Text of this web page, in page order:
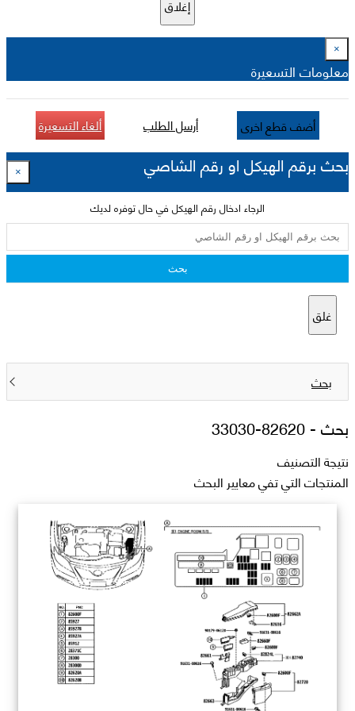
إغلاق
×
معلومات التسعيرة
أضف قطع اخرى أرسل الطلب ألغاء التسعيرة
بحث برقم الهيكل او رقم الشاصي ×
الرجاء ادخال رقم الهيكل في حال توفره لديك
بحث
غلق
بحث
بحث -82620-33030
نتيجة التصنيف
المنتجات التي تفي معايير البحث